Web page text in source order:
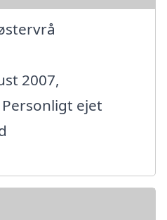
2007,
ejet